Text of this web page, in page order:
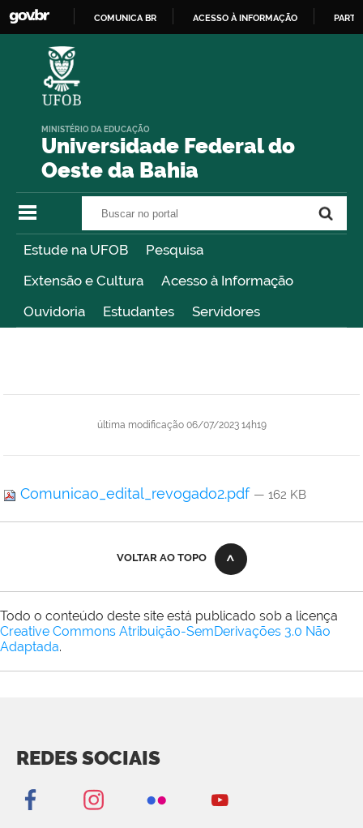
COMUNICA BR ACESSO À INFORMAÇÃO
Universidade Federal do
Oeste da Bahia
MINISTÉRIO DA EDUCAÇÃO
Estude na UFOB
Pesquisa
Extensão e Cultura
Acesso à Informação
Ouvidoria
Estudantes Servidores
última modificação06/07/2023 14h19
Comunicao_edital_revogado2.pdf — 162 KB
VOLTAR AO TOPO
Todo o conteúdo deste site está publicado sob a licença
Creative Commons Atribuição-SemDerivações 3.0 Não
Adaptada.
REDES SOCIAIS